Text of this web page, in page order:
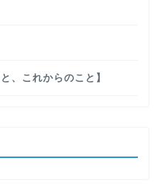
、これからのこと】